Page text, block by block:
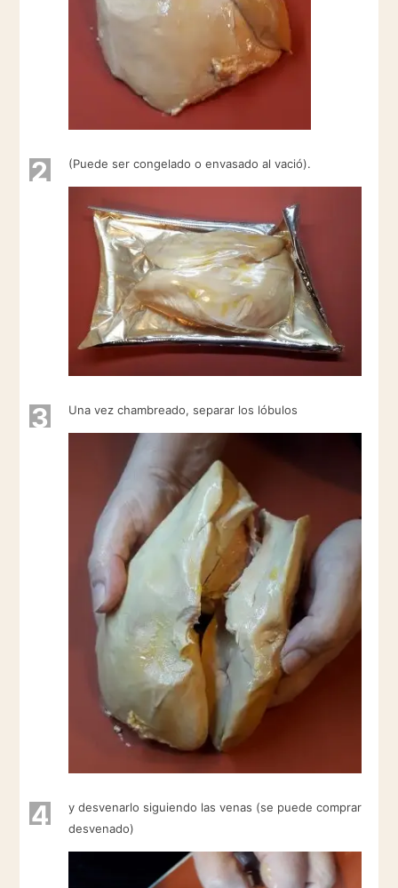
2 (Puede ser congelado o envasado al vació).
3 Una vez chambreado, separar los lóbulos
4
y desvenarlo siguiendo las venas (se puede comprar
desvenado)